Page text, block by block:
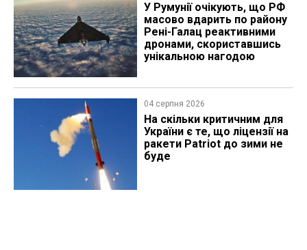
У Румунії очікують, що РФ
масово вдарить по району
Рені-Галац реактивними
дронами, скориставшись
унікальною нагодою
04 серпня 2026
На скільки критичним для
України є те, що ліцензії на
ракети Patriot до зими не
буде